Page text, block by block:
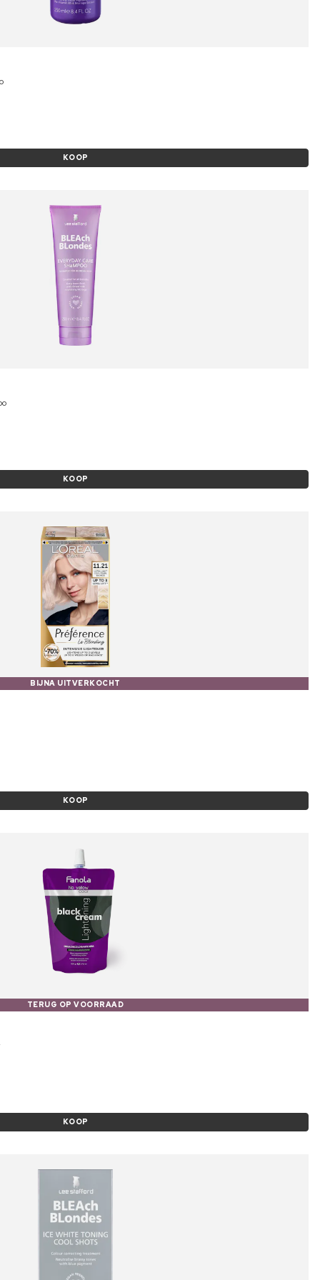
KOOP
KOOP
BIJNA UITVERKOCHT
KOOP
TERUG OP VOORRAAD
KOOP